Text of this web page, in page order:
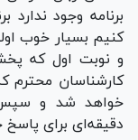
برنامه وجود ندارد
کنیم بسیار خوب
و نوبت اول که
کارشناسان محترم
دقیقه‌ای برای